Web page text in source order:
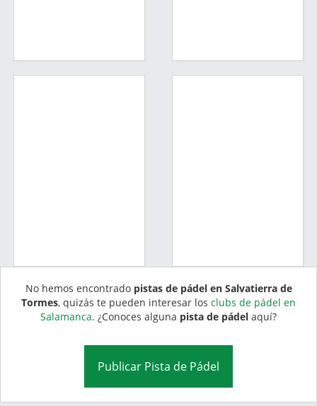
No hemos encontrado pistas de pádel en Salvatierra de
Tormes, quizás te pueden interesar los clubs de pádel en
Salamanca. ¿Conoces alguna pista de pádel aquí?
Publicar Pista de Pádel